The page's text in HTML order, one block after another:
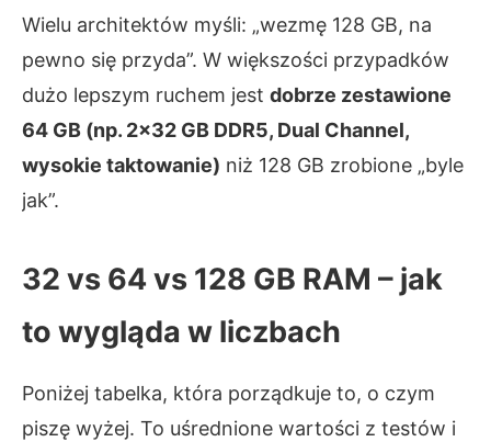
Wielu architektów myśli: „wezmę 128 GB, na
pewno się przyda”. W większości przypadków
dużo lepszym ruchem jest dobrze zestawione
64 GB (np. 2×32 GB DDR5, Dual Channel,
wysokie taktowanie) niż 128 GB zrobione „byle
jak”.
32 vs 64 vs 128 GB RAM – jak
to wygląda w liczbach
Poniżej tabelka, która porządkuje to, o czym
piszę wyżej. To uśrednione wartości z testów i